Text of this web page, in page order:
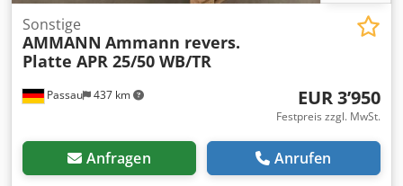
Passau 437 km
Sonstige
AMMANN Ammann revers.
Platte APR 25/50 WB/TR
EUR 3’950
Festpreis zzgl. MwSt.
Anfragen Anrufen